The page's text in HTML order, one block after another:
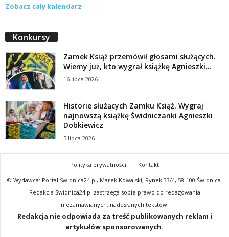
Zobacz cały kalendarz
Konkursy
Zamek Książ przemówił głosami służących.
Wiemy już, kto wygrał książkę Agnieszki...
16 lipca 2026
Historie służących Zamku Książ. Wygraj
najnowszą książkę Świdniczanki Agnieszki
Dobkiewicz
5 lipca 2026
Polityka prywatności
Kontakt
© Wydawca: Portal Swidnica24.pl, Marek Kowalski, Rynek 33/4, 58-100 Świdnica.
Redakcja Swidnica24.pl zastrzega sobie prawo do redagowania
niezamawianych, nadesłanych tekstów.
Redakcja nie odpowiada za treść publikowanych reklam i
artykułów sponsorowanych.